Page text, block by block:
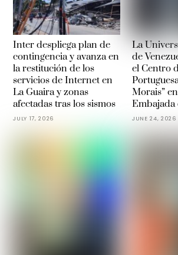
Inter despliega plan de
contingencia y avanza en
la restitución de los
servicios de Internet en
La Guaira y zonas
afectadas tras los sismos
JULY 17, 2026
La
de
el Centro
Morais”
Embajada
JUNE 24, 2026